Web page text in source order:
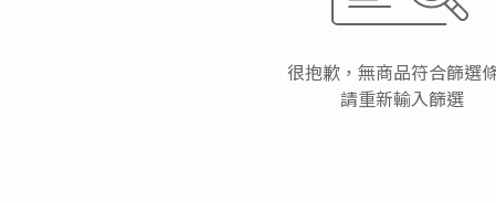
很抱歉，無商品符合篩選
請重新輸入篩選